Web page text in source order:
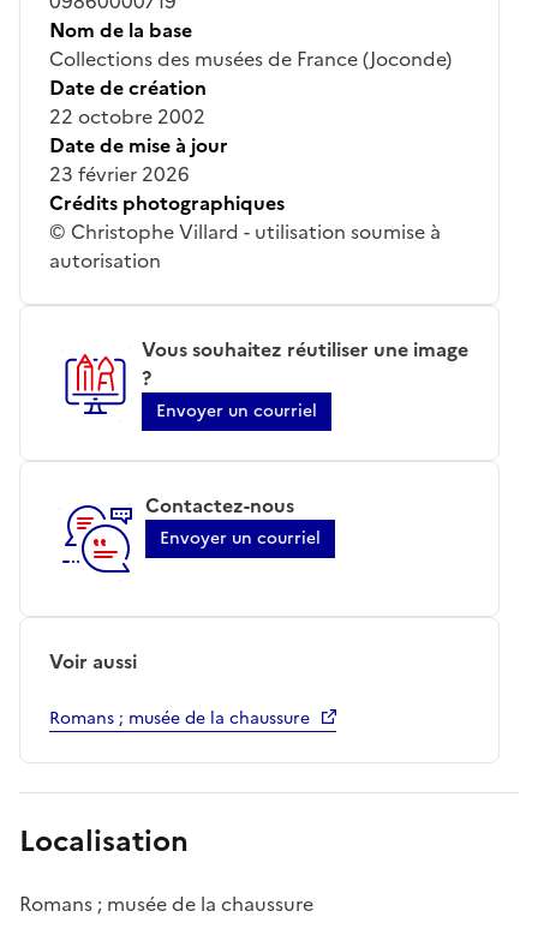
Nom de la base
Collections des musées de France (Joconde)
Date de création
22 octobre 2002
Date de mise à jour
23 février 2026
Crédits photographiques
© Christophe Villard - utilisation soumise à
autorisation
Vous souhaitez réutiliser une image
?
Envoyer un courriel
Contactez-nous
Envoyer un courriel
Voir aussi
Romans ; musée de la chaussure
Localisation
Romans ; musée de la chaussure